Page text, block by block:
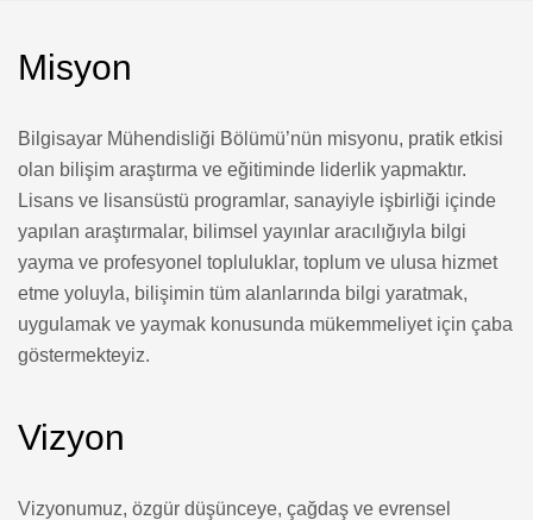
Misyon
Bilgisayar Mühendisliği Bölümü’nün misyonu, pratik etkisi
olan bilişim araştırma ve eğitiminde liderlik yapmaktır.
Lisans ve lisansüstü programlar, sanayiyle işbirliği içinde
yapılan araştırmalar, bilimsel yayınlar aracılığıyla bilgi
yayma ve profesyonel topluluklar, toplum ve ulusa hizmet
etme yoluyla, bilişimin tüm alanlarında bilgi yaratmak,
uygulamak ve yaymak konusunda mükemmeliyet için çaba
göstermekteyiz.
Vizyon
Vizyonumuz, özgür düşünceye, çağdaş ve evrensel